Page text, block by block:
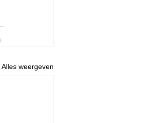
Alles weergeven